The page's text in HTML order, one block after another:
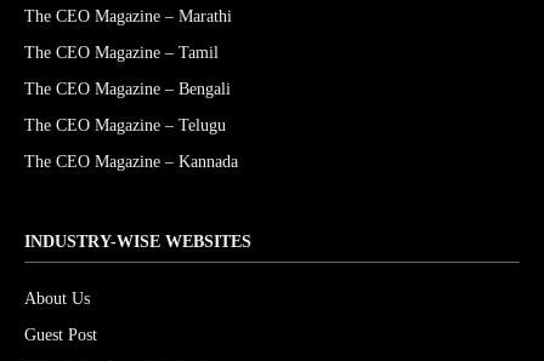
The CEO Magazine – Marathi
The CEO Magazine – Tamil
The CEO Magazine – Bengali
The CEO Magazine – Telugu
The CEO Magazine – Kannada
INDUSTRY-WISE WEBSITES
About Us
Guest Post